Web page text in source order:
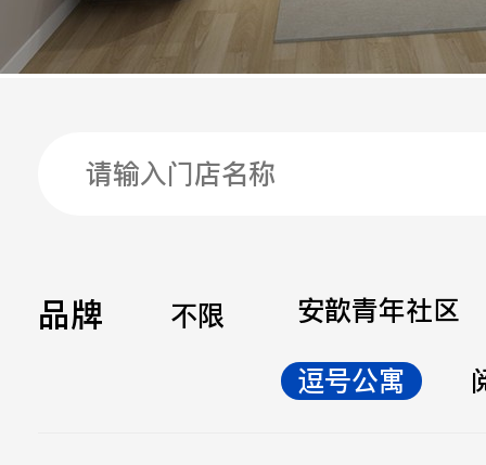
品牌 不限
安歆青年社区
逗号公寓
邮箱
留言
立即提交